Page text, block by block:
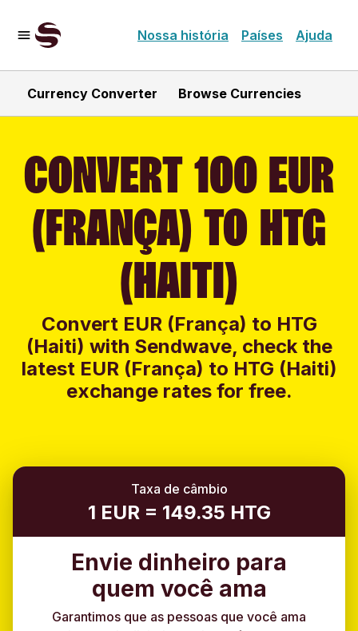
Nossa história Países Ajuda
Currency Converter Browse Currencies
CONVERT 100 EUR
(FRANÇA) TO HTG
(HAITI)
Convert EUR (França) to HTG
(Haiti) with Sendwave, check the
latest EUR (França) to HTG (Haiti)
exchange rates for free.
Taxa de câmbio
1 EUR = 149.35 HTG
Envie dinheiro para
quem você ama
Garantimos que as pessoas que você ama